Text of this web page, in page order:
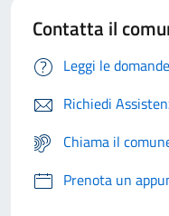
Contatta il
Leggi le
Richiedi
Chiama il
Prenota un